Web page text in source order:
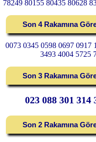
78249 80155 80435 80628
Son 4 Rakamına
0073 0345 0598 0697 0917
3493 4004 5725
Son 3 Rakamına
023 088 301 314
Son 2 Rakamına